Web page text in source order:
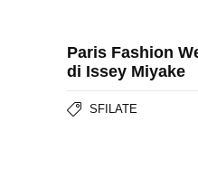
Paris Fashion
di Issey Miyake
SFILATE